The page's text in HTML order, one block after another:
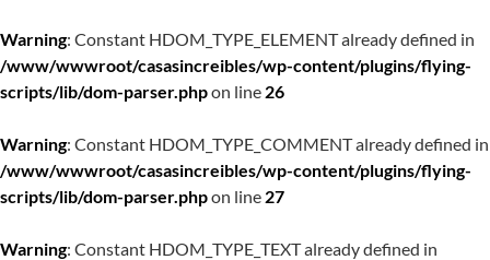
Warning: Constant HDOM_TYPE_ELEMENT already defined in
/www/wwwroot/casasincreibles/wp-content/plugins/flying-
scripts/lib/dom-parser.phpon line 26
Warning: Constant HDOM_TYPE_COMMENT already defined in
/www/wwwroot/casasincreibles/wp-content/plugins/flying-
scripts/lib/dom-parser.phpon line 27
Warning: Constant HDOM_TYPE_TEXT already defined in